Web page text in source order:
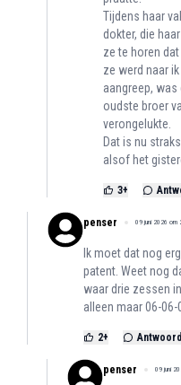
Tijdens haar
dokter, die
ze te horen
ze werd naar
aangreep,
oudste broer
verongelukte.
Dat is nu
alsof het
3+
penser 09 juni 2026 om
Ik moet dat nog
patent. Weet nog
waar drie zessen
alleen maar 06-06-
2+ Antwoord
penser 09 juni